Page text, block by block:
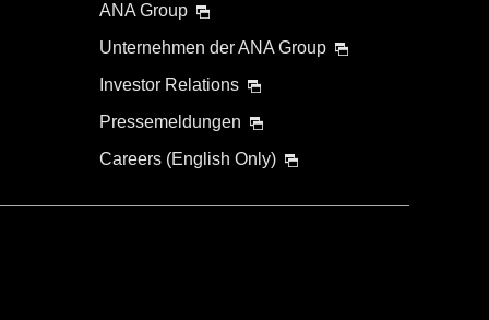
ANA Group
Unternehmen der ANA Group
Investor Relations
Pressemeldungen
Careers (English Only)